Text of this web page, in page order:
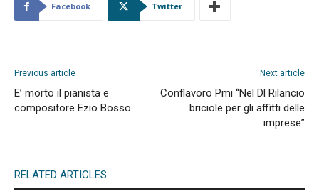
Facebook Twitter
Previous article
E’ morto il pianista e
compositore Ezio Bosso
Next article
Conflavoro Pmi “Nel Dl Rilancio
briciole per gli affitti delle
imprese”
RELATED ARTICLES